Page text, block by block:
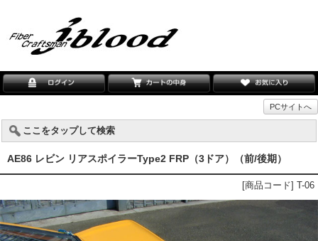
PCサイトへ
ここをタップして検索
AE86 レビン リアスポイラーType2 FRP（3ドア）（前/後期）
[商品コード] T-06